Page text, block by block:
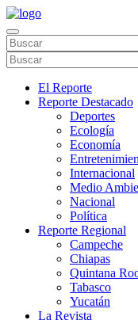
El Reporte
Reporte Destacado
Deportes
Ecología
Economía
Internacional
Medio
Nacional
Política
Reporte Regional
Campeche
Chiapas
Quintana
Tabasco
Yucatán
La Revista